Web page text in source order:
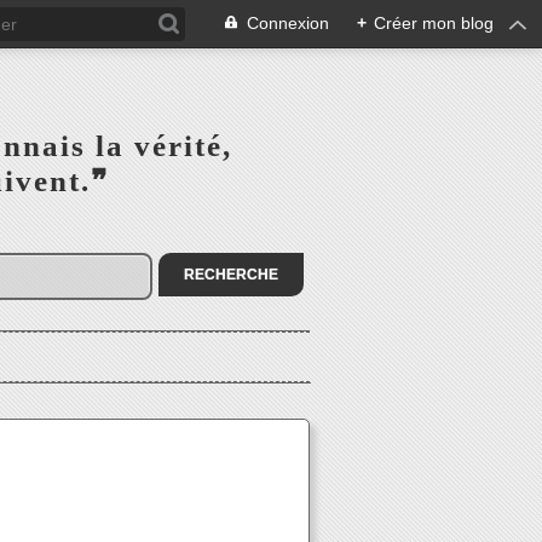
Connexion + Créer mon blog
la vérité,‎